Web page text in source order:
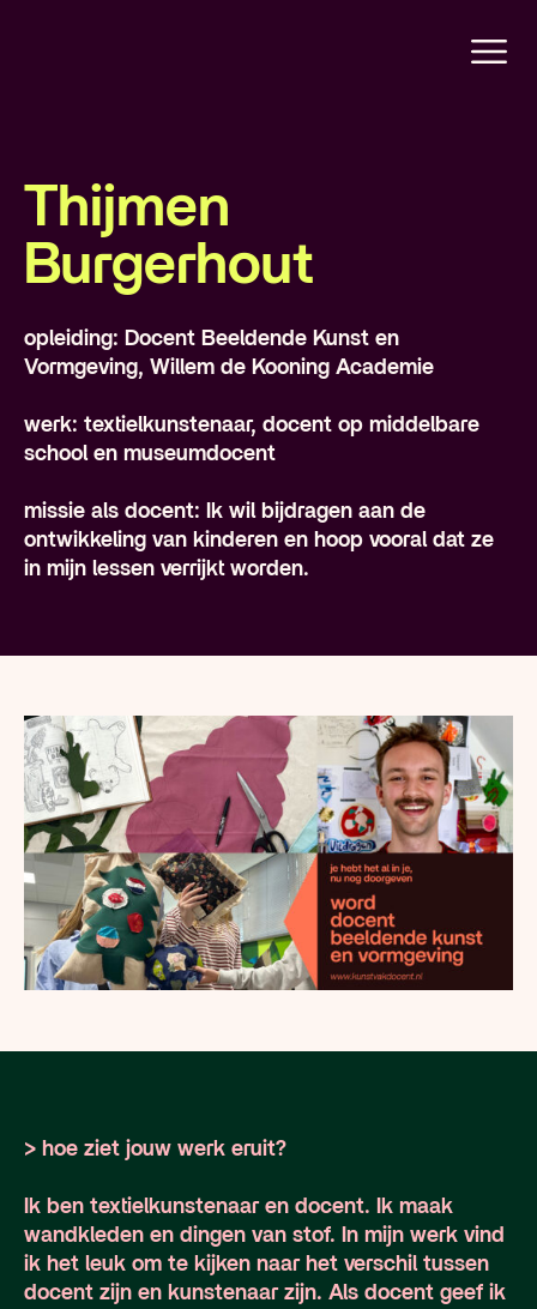
Thijmen
Burgerhout
opleiding: Docent Beeldende Kunst en
Vormgeving, Willem de Kooning Academie
werk: textielkunstenaar, docent op middelbare
school en museumdocent
missie als docent: Ik wil bijdragen aan de
ontwikkeling van kinderen en hoop vooral dat ze
in mijn lessen verrijkt worden.
> hoe ziet jouw werk eruit?
Ik ben textielkunstenaar en docent. Ik maak
wandkleden en dingen van stof. In mijn werk vind
ik het leuk om te kijken naar het verschil tussen
docent zijn en kunstenaar zijn. Als docent geef ik